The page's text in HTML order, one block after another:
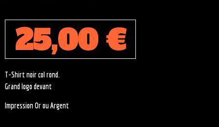
25,00€
T-Shirt noir col rond.
Grand logo devant
Impression Or ou Argent